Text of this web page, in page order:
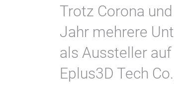
Trotz Corona
Jahr mehrere
als Aussteller
Eplus3D Tech